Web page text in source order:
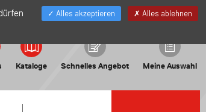
Mein Konto DE
Kataloge Schnelles Angebot Meine Auswahl
Alles akzeptieren
Alles ablehnen